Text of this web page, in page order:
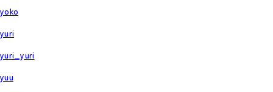
yoko
yuri
yuri_yuri
yuu